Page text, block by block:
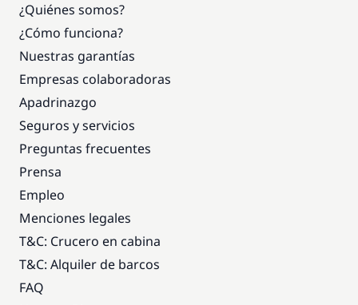
¿Quiénes somos?
¿Cómo funciona?
Nuestras garantías
Empresas colaboradoras
Apadrinazgo
Seguros y servicios
Preguntas frecuentes
Prensa
Empleo
Menciones legales
T&C: Crucero en cabina
T&C: Alquiler de barcos
FAQ